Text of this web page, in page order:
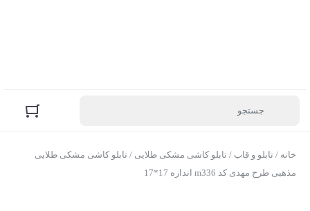
خانه / تابلو و قاب / تابلو کاشی مشکی طلایی / تابلو کاشی مشکی طلایی
مذهبی طرح مهدی کد m336 اندازه 17*17